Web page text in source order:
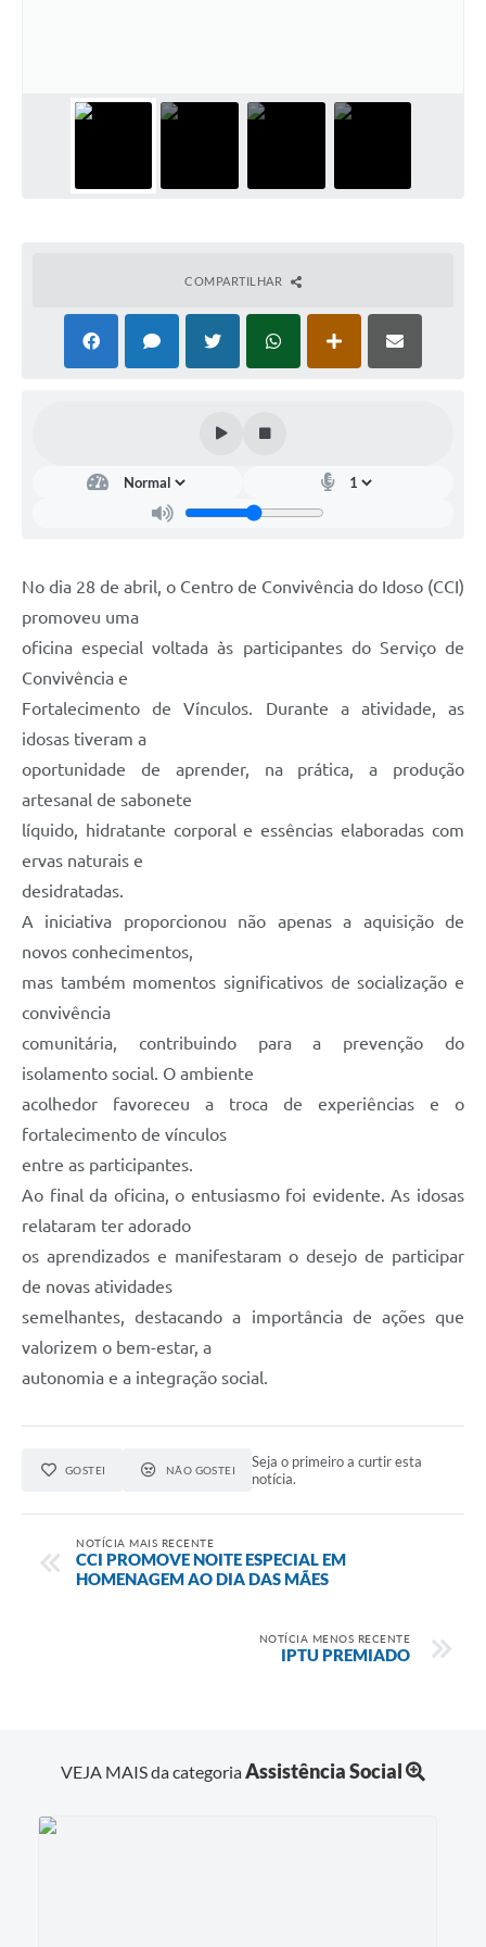
Arquivos para Download
Contas Públicas
PPA
Nota Fiscal Eletrônica
COMPARTILHAR
No dia 28 de abril, o Centro de Convivência do Idoso (CCI)
promoveu uma
oficina especial voltada às participantes do Serviço de
Convivência e
Fortalecimento de Vínculos. Durante a atividade, as
idosas tiveram a
oportunidade de aprender, na prática, a produção
artesanal de sabonete
líquido, hidratante corporal e essências elaboradas com
ervas naturais e
desidratadas.
A iniciativa proporcionou não apenas a aquisição de
novos conhecimentos,
mas também momentos significativos de socialização e
convivência
comunitária, contribuindo para a prevenção do
isolamento social. O ambiente
acolhedor favoreceu a troca de experiências e o
fortalecimento de vínculos
entre as participantes.
Ao final da oficina, o entusiasmo foi evidente. As idosas
relataram ter adorado
os aprendizados e manifestaram o desejo de participar
de novas atividades
semelhantes, destacando a importância de ações que
valorizem o bem-estar, a
autonomia e a integração social.
GOSTEI NÃO GOSTEI
Seja o primeiro a curtir esta
notícia.
NOTÍCIA MAIS RECENTE
CCI PROMOVE NOITE ESPECIAL EM
HOMENAGEM AO DIA DAS MÃES
NOTÍCIA MENOS RECENTE
IPTU PREMIADO
VEJA MAIS da categoriaAssistência Social